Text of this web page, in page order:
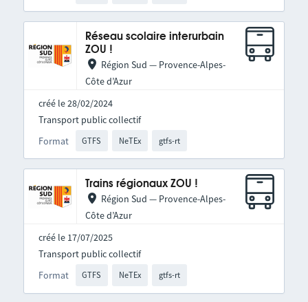
Réseau scolaire interurbain
ZOU !
Région Sud — Provence-Alpes-
Côte d’Azur
créé le 28/02/2024
Format GTFS NeTEx gtfs-rt
Transport public collectif
Trains régionaux ZOU !
Région Sud — Provence-Alpes-
Côte d’Azur
créé le 17/07/2025
Format GTFS NeTEx gtfs-rt
Transport public collectif